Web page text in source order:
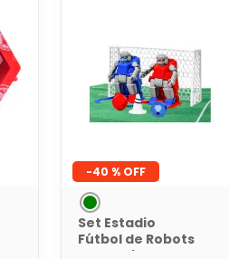
-40 %
Set Estadio
Fútbol de Robots